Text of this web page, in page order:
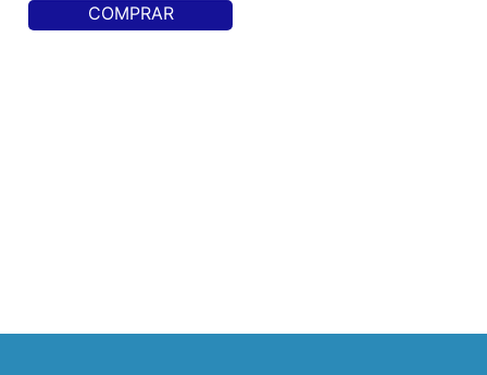
COMPRAR